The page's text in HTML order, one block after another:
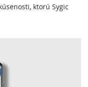
ktorú Sygic